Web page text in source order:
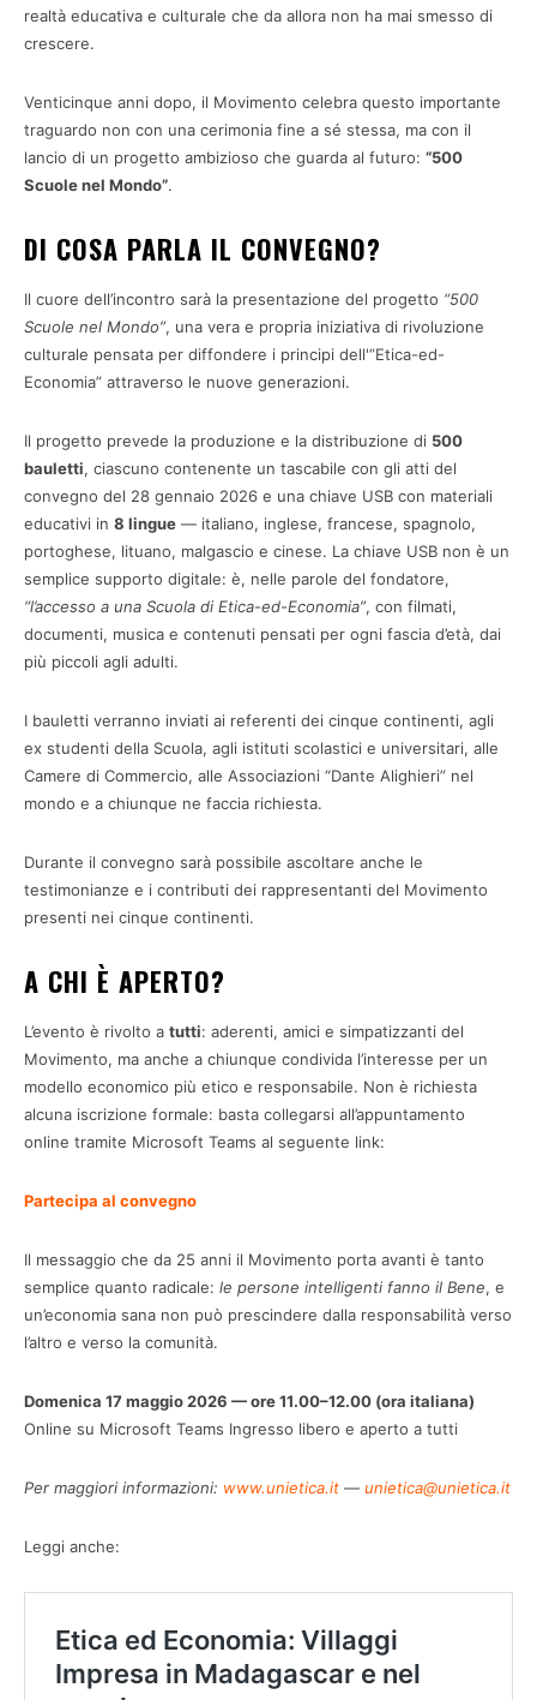
realtà educativa e culturale che da allora non ha mai smesso di
crescere.
Venticinque anni dopo, il Movimento celebra questo importante
traguardo non con una cerimonia fine a sé stessa, ma con il
lancio di un progetto ambizioso che guarda al futuro: “500
Scuole nel Mondo”.
DI COSA PARLA IL CONVEGNO?
Il cuore dell’incontro sarà la presentazione del progetto “500
Scuole nel Mondo”, una vera e propria iniziativa di rivoluzione
culturale pensata per diffondere i principi dell'”Etica-ed-
Economia” attraverso le nuove generazioni.
Il progetto prevede la produzione e la distribuzione di 500
bauletti, ciascuno contenente un tascabile con gli atti del
convegno del 28 gennaio 2026 e una chiave USB con materiali
educativi in 8 lingue — italiano, inglese, francese, spagnolo,
portoghese, lituano, malgascio e cinese. La chiave USB non è un
semplice supporto digitale: è, nelle parole del fondatore,
“l’accesso a una Scuola di Etica-ed-Economia”, con filmati,
documenti, musica e contenuti pensati per ogni fascia d’età, dai
più piccoli agli adulti.
I bauletti verranno inviati ai referenti dei cinque continenti, agli
ex studenti della Scuola, agli istituti scolastici e universitari, alle
Camere di Commercio, alle Associazioni “Dante Alighieri” nel
mondo e a chiunque ne faccia richiesta.
Durante il convegno sarà possibile ascoltare anche le
testimonianze e i contributi dei rappresentanti del Movimento
presenti nei cinque continenti.
A CHI È APERTO?
L’evento è rivolto a tutti: aderenti, amici e simpatizzanti del
Movimento, ma anche a chiunque condivida l’interesse per un
modello economico più etico e responsabile. Non è richiesta
alcuna iscrizione formale: basta collegarsi all’appuntamento
online tramite Microsoft Teams al seguente link:
Partecipa al convegno
Il messaggio che da 25 anni il Movimento porta avanti è tanto
semplice quanto radicale: le persone intelligenti fanno il Bene, e
un’economia sana non può prescindere dalla responsabilità verso
l’altro e verso la comunità.
Domenica 17 maggio 2026 — ore 11.00–12.00 (ora italiana)
Online su Microsoft Teams Ingresso libero e aperto a tutti
Per maggiori informazioni: www.unietica.it — unietica@unietica.it
Leggi anche: